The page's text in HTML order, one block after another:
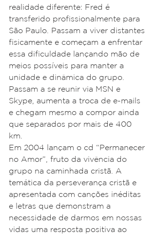
realidade diferente: Fred é
transferido profissionalmente para
São Paulo. Passam a viver distantes
fisicamente e começam a enfrentar
essa dificuldade lançando mão de
meios possíveis para manter a
unidade e dinâmica do grupo.
Passam a se reunir via MSN e
Skype, aumenta a troca de e-mails
e chegam mesmo a compor ainda
que separados por mais de 400
km.
Em 2004 lançam o cd “Permanecer
no Amor”, fruto da vivência do
grupo na caminhada cristã. A
temática da perseverança cristã e
apresentada com canções inéditas
e letras que demonstram a
necessidade de darmos em nossas
vidas uma resposta positiva ao